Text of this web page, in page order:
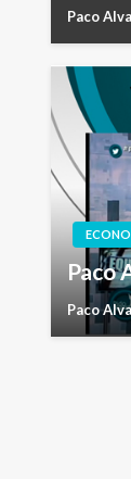
Paco
Paco
Paco